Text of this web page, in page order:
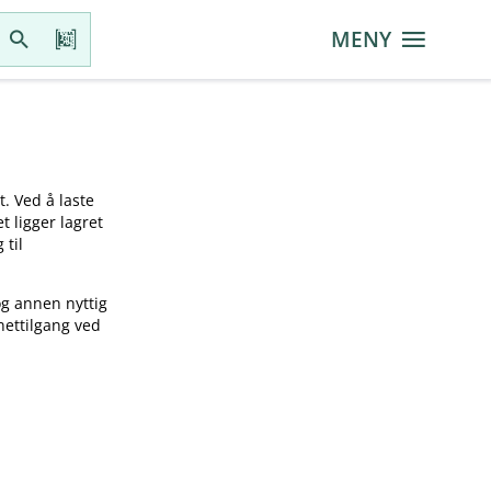
MENY
Ved å laste
ligger lagret
til
annen nyttig
ved